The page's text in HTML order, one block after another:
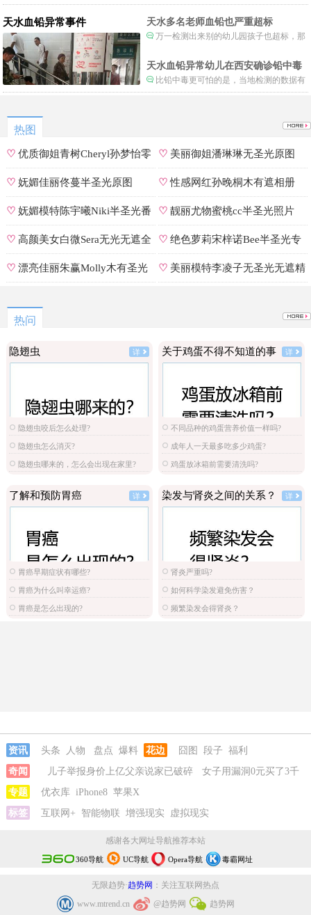
形体和状态已经畸形了，得尽快送医。
天水血铅异常事件 天水多名老师血铅也严重超标
万一检测出来别的幼儿园孩子也超标，那
天水血铅异常幼儿在西安确诊铅中毒
比铅中毒更可怕的是，当地检测的数据有
可能被造假。
热图
♡优质御姐青树Cheryl孙梦怡零
遮罩私拍
♡ 美丽御姐潘琳琳无圣光原图
♡妩媚佳丽佟蔓半圣光原图 ♡性感网红孙晚桐木有遮相册
♡妩媚模特陈宇曦Niki半圣光番
号
♡ 靓丽尤物蜜桃cc半圣光照片
♡高颜美女白微Sera无光无遮全
集
♡ 绝色萝莉宋梓诺Bee半圣光专
辑
♡漂亮佳丽朱赢Molly木有圣光 ♡ 美丽模特李凌子无圣光无遮精
热问
隐翅虫 详
隐翅虫咬后怎么处理?
隐翅虫怎么消灭?
隐翅虫哪来的，怎么会出现在家里?
关于鸡蛋不得不知道的事 详
不同品种的鸡蛋营养价值一样吗?
成年人一天最多吃多少鸡蛋?
鸡蛋放冰箱前需要清洗吗?
了解和预防胃癌 详
胃癌早期症状有哪些?
胃癌为什么叫幸运癌?
胃癌是怎么出现的?
染发与肾炎之间的关系？ 详
肾炎严重吗?
如何科学染发避免伤害？
频繁染发会得肾炎？
资讯 头条 人物 盘点 爆料 花边 囧图 段子 福利
奇闻
儿子举报身价上亿父亲说家已破碎
女子用漏洞0元买了3千
台电器
专题 优衣库 iPhone8 苹果X
标签
互联网+ 智能物联 增强现实 虚拟现实
感谢各大网址导航推荐本站
360导航 UC导航 Opera导航 毒霸网址
无限趋势·趋势网 ：关注互联网热点
www.mtrend.cn
@趋势网 趋势网